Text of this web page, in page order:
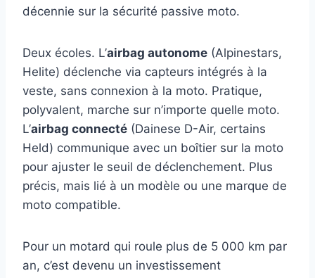
décennie sur la sécurité passive moto.
Deux écoles. L’airbag autonome (Alpinestars,
Helite) déclenche via capteurs intégrés à la
veste, sans connexion à la moto. Pratique,
polyvalent, marche sur n’importe quelle moto.
L’airbag connecté (Dainese D-Air, certains
Held) communique avec un boîtier sur la moto
pour ajuster le seuil de déclenchement. Plus
précis, mais lié à un modèle ou une marque de
moto compatible.
Pour un motard qui roule plus de 5 000 km par
an, c’est devenu un investissement